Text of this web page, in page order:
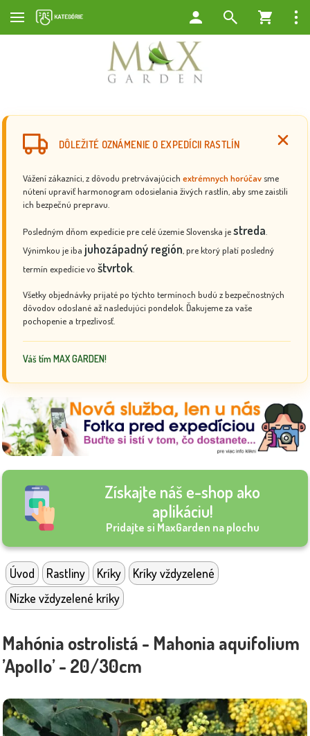
DÔLEŽITÉ OZNÁMENIE O EXPEDÍCII RASTLÍN
Vážení zákazníci, z dôvodu pretrvávajúcich extrémnych horúčav sme
nútení upraviť harmonogram odosielania živých rastlín, aby sme zaistili
ich bezpečnú prepravu.
Posledným dňom expedície pre celé územie Slovenska jestreda
Výnimkou je iba juhozápadný región , pre ktorý platí posledný
termín expedície vo štvrtok
Všetky objednávky prijaté po týchto termínoch budú z bezpečnostných
dôvodov odoslané až nasledujúci pondelok. Ďakujeme za vaše
pochopenie a trpezlivosť.
Váš tím MAX GARDEN!
Získajte náš e-shop ako
aplikáciu!
Pridajte si MaxGarden na plochu
Úvod Rastliny Kríky
Kríky vždyzelené
Nízke vždyzelené kríky
Mahónia ostrolistá - Mahonia aquifolium
’Apollo’ - 20/30cm